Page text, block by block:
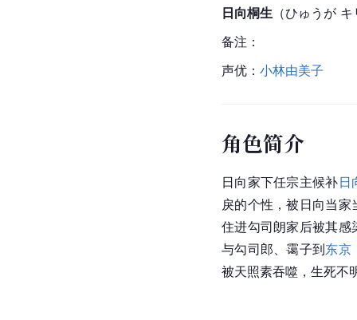
日向桐生 （ひゅうが キ
备注：
声优： 小林由美子
角色简介
日向家下任宗主候补日
戾的个性，被日向当
住进勾司朗家后被其感
与勾司郎、霭子到东京
被天照素吞噬，生死不